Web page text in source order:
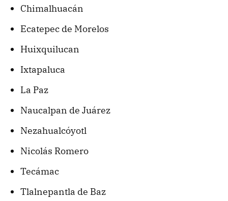
Chimalhuacán
Ecatepec de Morelos
Huixquilucan
Ixtapaluca
La Paz
Naucalpan de Juárez
Nezahualcóyotl
Nicolás Romero
Tecámac
Tlalnepantla de Baz